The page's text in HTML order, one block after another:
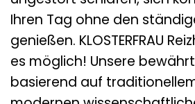
Ihren Tag ohne den
genießen. KLOSTERFRAU
es möglich! Unsere
basierend auf